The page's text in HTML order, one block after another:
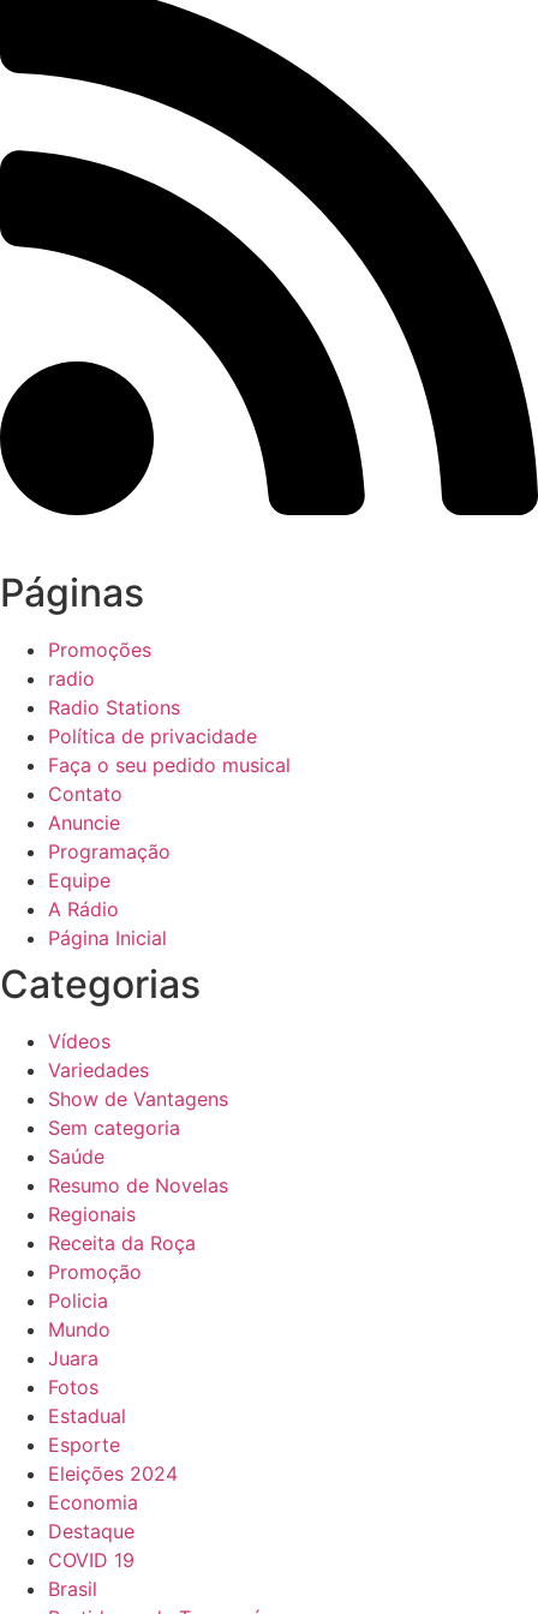
Páginas
Promoções
radio
Radio Stations
Política de privacidade
Faça o seu pedido musical
Contato
Anuncie
Programação
Equipe
A Rádio
Página Inicial
Categorias
Vídeos
Variedades
Show de Vantagens
Sem categoria
Saúde
Resumo de Novelas
Regionais
Receita da Roça
Promoção
Policia
Mundo
Juara
Fotos
Estadual
Esporte
Eleições 2024
Economia
Destaque
COVID 19
Brasil